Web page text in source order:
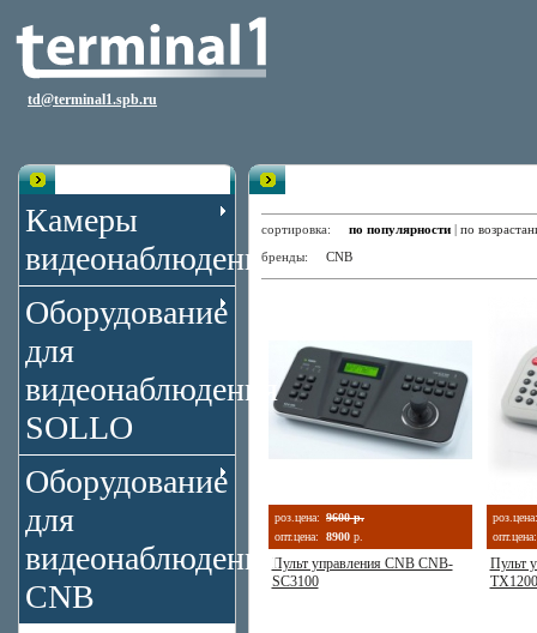
td@terminal1.spb.ru
Камеры
видеонаблюдения
Оборудование
для
видеонаблюдения
SOLLO
Оборудование
для
видеонаблюдения
CNB
сортировка: по популярности | по
бренды: CNB
роз.цена: 9600 р.
опт.цена:
8900 р.
Пульт управления CNB CNB-
SC3100
роз.цена:
опт.цена:
Пульт
TX1200